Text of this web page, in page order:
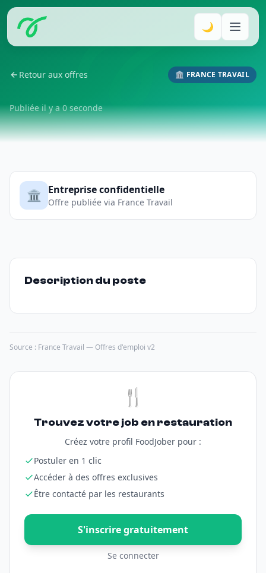
🌙
Retour aux offres 🏛️ FRANCE TRAVAIL
Publiée il y a 0 seconde
🏛️ Entreprise confidentielle
Offre publiée via France Travail
Description du poste
Source : France Travail — Offres d'emploi v2
🍴
Trouvez votre job en restauration
Créez votre profil FoodJober pour :
Postuler en 1 clic
Accéder à des offres exclusives
Être contacté par les restaurants
S'inscrire gratuitement
Se connecter